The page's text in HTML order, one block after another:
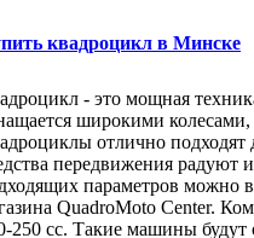
квадроцикл в Минске
- это мощная
широкими колесами,
отлично подходят
передвижения радуют
параметров можно
QuadroMoto Center.
250 сс. Такие машины